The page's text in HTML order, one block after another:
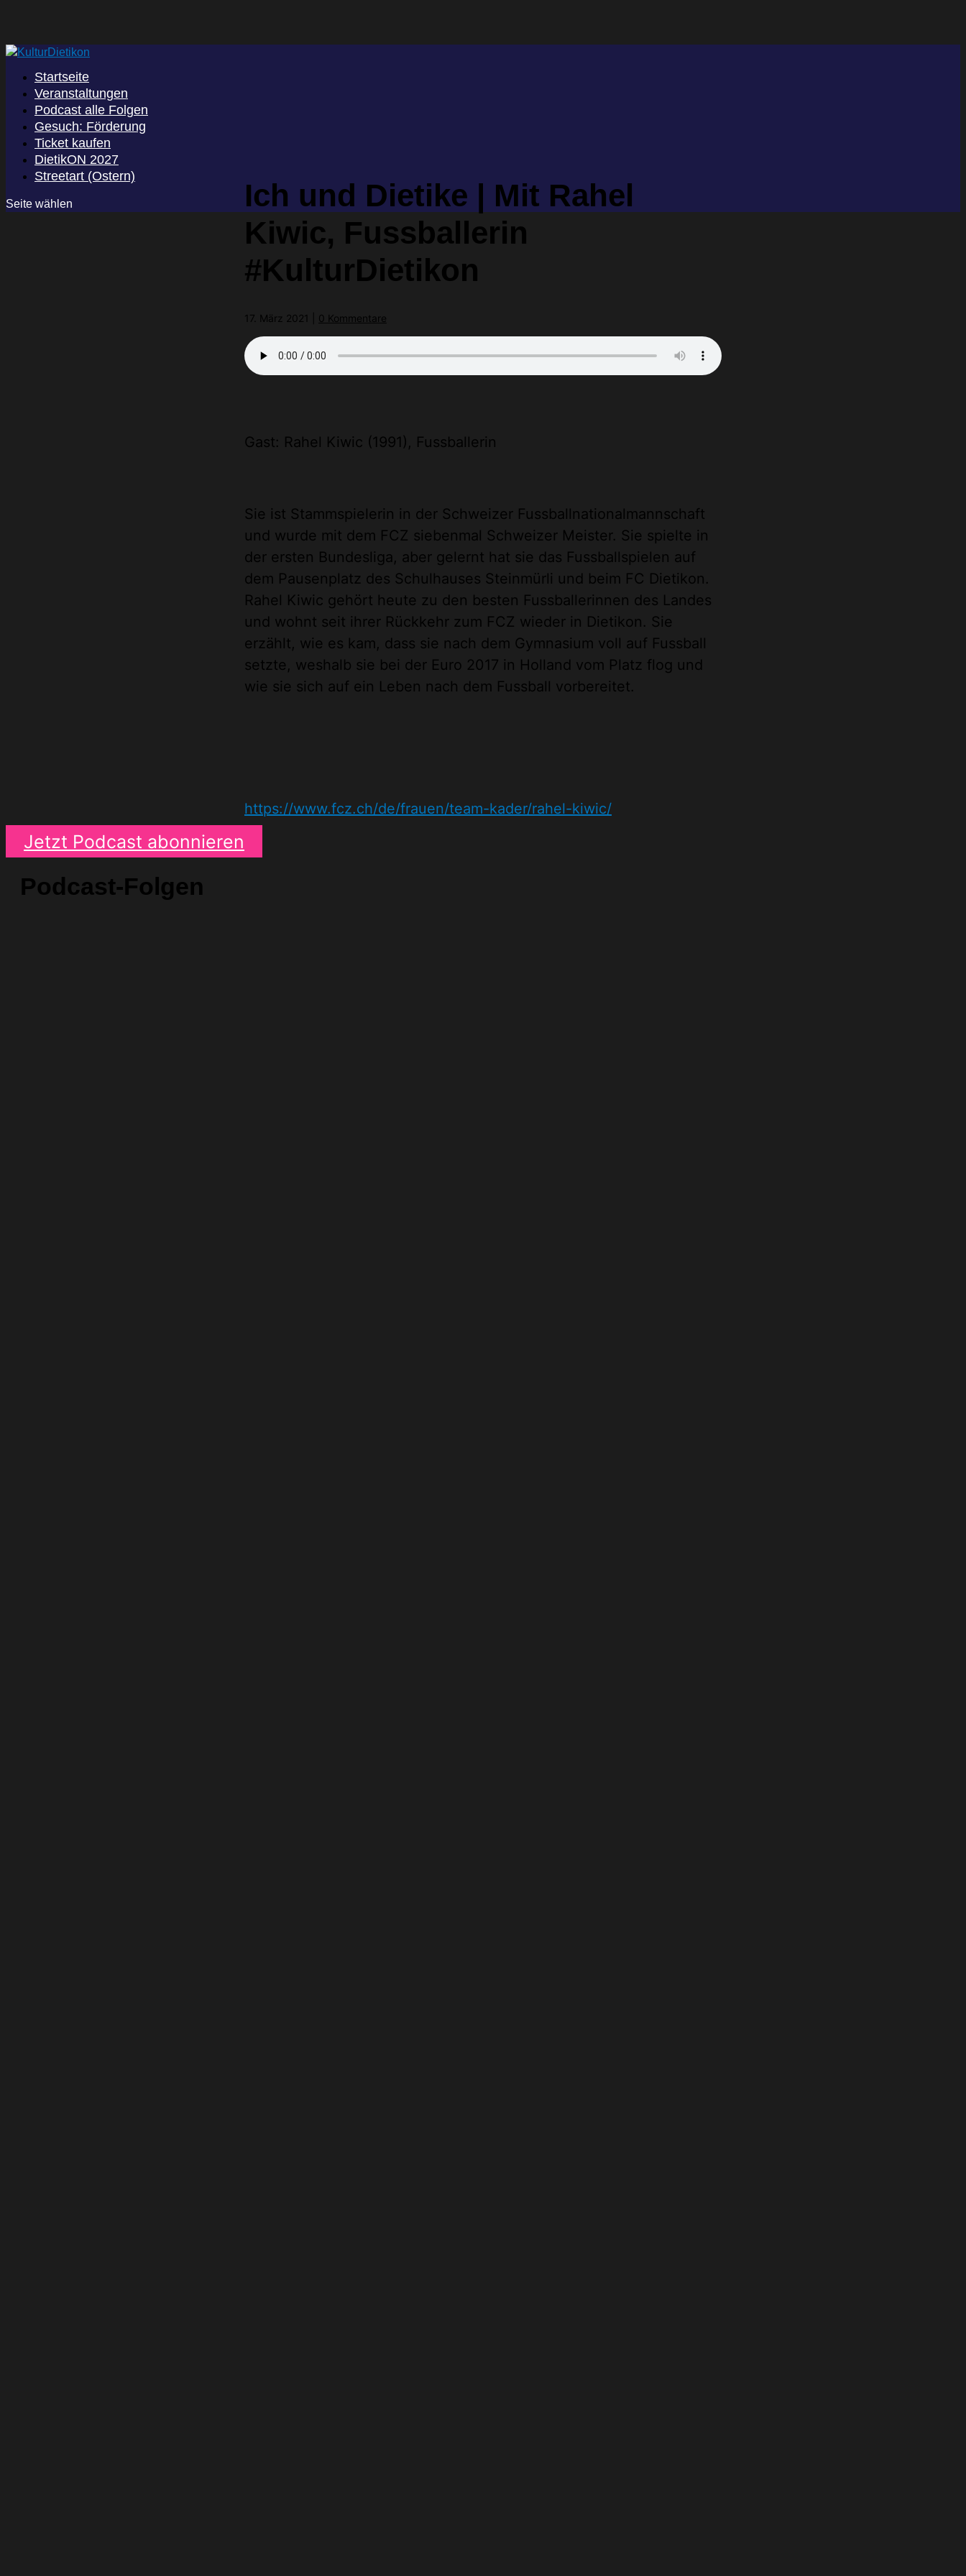
Startseite
Veranstaltungen
Podcast alle Folgen
Gesuch: Förderung
Ticket kaufen
DietikON 2027
Streetart (Ostern)
Seite wählen
Ich und Dietike | Mit Rahel
Kiwic, Fussballerin
#KulturDietikon
17. März 2021 0 Kommentare
Gast: Rahel Kiwic (1991), Fussballerin
Sie ist Stammspielerin in der Schweizer Fussballnationalmannschaft
und wurde mit dem FCZ siebenmal Schweizer Meister. Sie spielte in
der ersten Bundesliga, aber gelernt hat sie das Fussballspielen auf
dem Pausenplatz des Schulhauses Steinmürli und beim FC Dietikon.
Rahel Kiwic gehört heute zu den besten Fussballerinnen des Landes
und wohnt seit ihrer Rückkehr zum FCZ wieder in Dietikon. Sie
erzählt, wie es kam, dass sie nach dem Gymnasium voll auf Fussball
setzte, weshalb sie bei der Euro 2017 in Holland vom Platz flog und
wie sie sich auf ein Leben nach dem Fussball vorbereitet.
https://www.fcz.ch/de/frauen/team-kader/rahel-kiwic/
Jetzt Podcast abonnieren
Podcast-Folgen